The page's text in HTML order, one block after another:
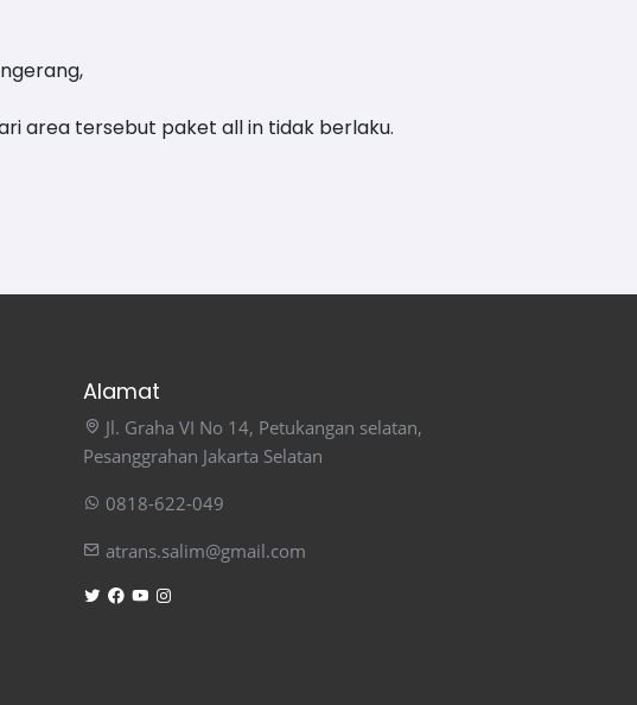
area tersebut paket all in tidak berlaku.
Alamat
Jl. Graha VI No 14, Petukangan selatan,
Pesanggrahan Jakarta Selatan
0818-622-049
atrans.salim@gmail.com